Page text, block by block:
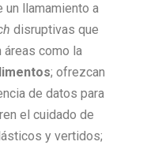
un llamamiento a
disruptivas que
áreas como la
; ofrezcan
de datos para
el cuidado de
y vertidos;